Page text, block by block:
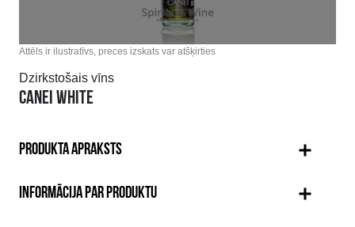
Attēls ir ilustratīvs, preces izskats var atšķirties
Dzirkstošais vīns
CANEI WHITE
PRODUKTA APRAKSTS
INFORMĀCIJA PAR PRODUKTU